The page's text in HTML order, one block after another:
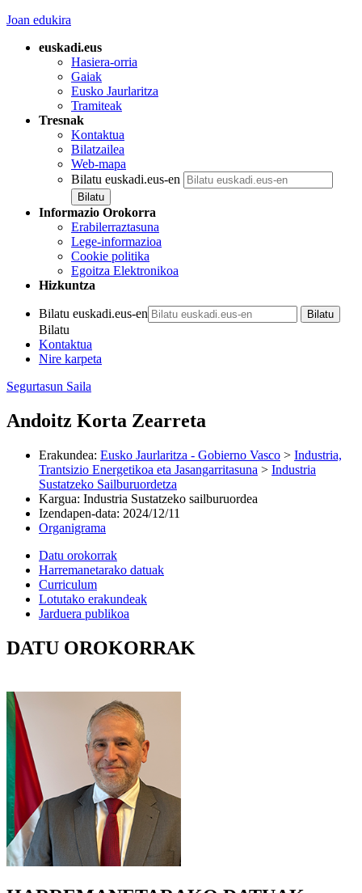
Joan edukira
euskadi.eus
Hasiera-orria
Gaiak
Eusko Jaurlaritza
Tramiteak
Tresnak
Kontaktua
Bilatzailea
Web-mapa
Bilatu euskadi.eus-en
Informazio Orokorra
Erabilerraztasuna
Lege-informazioa
Cookie politika
Egoitza Elektronikoa
Hizkuntza
Bilatu euskadi.eus-en
Bilatu
Kontaktua
Nire karpeta
Segurtasun Saila
Andoitz Korta Zearreta
Erakundea: Eusko Jaurlaritza - Gobierno Vasco > Industria,
Trantsizio Energetikoa eta Jasangarritasuna > Industria
Sustatzeko Sailburuordetza
Kargua: Industria Sustatzeko sailburuordea
Izendapen-data: 2024/12/11
Organigrama
Datu orokorrak
Harremanetarako datuak
Curriculum
Lotutako erakundeak
Jarduera publikoa
DATU OROKORRAK